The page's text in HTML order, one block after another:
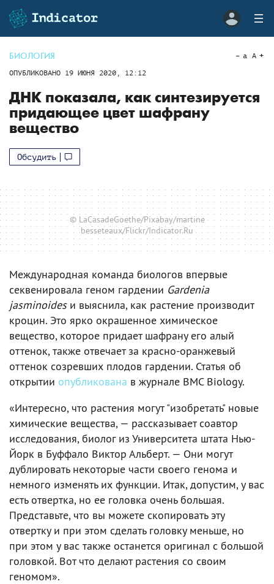
БИОЛОГИЯ
ОПУБЛИКОВАНО 19 ИЮНЯ 2020, 12:12
a A
ДНК показала, как синтезируется
придающее цвет шафрану
вещество
Обсудить
© LaCasadeGoethe/Pixabay/martine
besseteaux/Flickr/Indicator.Ru
Международная команда биологов впервые
секвенировала геном гардении Gardenia
jasminoidesи выяснила, как растение производит
кроцин. Это ярко окрашенное химическое
вещество, которое придает шафрану его алый
оттенок, также отвечает за красно-оранжевый
оттенок созревших плодов гардении. Статья об
открытии опубликована в журнале BMC Biology.
«Интересно, что растения могут "изобретать" новые
химические вещества, — рассказывает соавтор
исследования, биолог из Университета штата Нью-
Йорк в Буффало Виктор Альберт. — Они могут
дублировать некоторые части своего генома и
немного изменять их функции. Итак, допустим, у вас
есть отвертка, но ее головка очень большая.
Представьте, что вы можете скопировать эту
отвертку и при этом сделать головку меньше, но
при этом у вас также останется оригинал с большой
головкой. Вот что делают растения со своим
геномом».